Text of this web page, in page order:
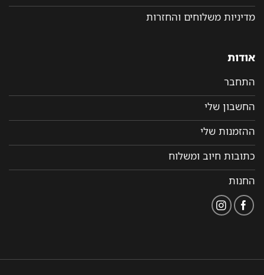
מדיניות משלוחים והחזרות
אודות
התחבר
החשבון שלי
ההזמנות שלי
כתובות חיוב ומשלוח
החנות